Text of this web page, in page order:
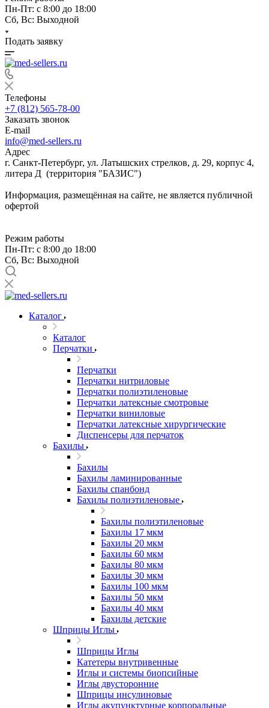
Пн-Пт: с 8:00 до 18:00
Сб, Вс: Выходной
Подать заявку
Телефоны
+7 (812) 565-78-00
Заказать звонок
E-mail
info@med-sellers.ru
Адрес
г. Санкт-Петербург, ул. Латышских стрелков, д. 29, корпус 4,
литера Д (территория "БАЗИС")
Информация, размещённая на сайте, не является публичной
офертой
Режим работы
Пн-Пт: с 8:00 до 18:00
Сб, Вс: Выходной
Каталог
Каталог
Перчатки
Перчатки
Перчатки нитриловые
Перчатки полиэтиленовые
Перчатки латексные смотровые
Перчатки виниловые
Перчатки латексные хирургические
Диспенсеры для перчаток
Бахилы
Бахилы
Бахилы ламинированные
Бахилы спанбонд
Бахилы полиэтиленовые
Бахилы полиэтиленовые
Бахилы 17 мкм
Бахилы 20 мкм
Бахилы 60 мкм
Бахилы 80 мкм
Бахилы 30 мкм
Бахилы 100 мкм
Бахилы 50 мкм
Бахилы 40 мкм
Бахилы детские
Шприцы Иглы
Шприцы Иглы
Катетеры внутривенные
Иглы и системы биопсийные
Иглы двусторонние
Шприцы инсулиновые
Иглы акупунктурные корпоральные